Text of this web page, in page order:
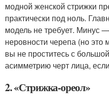
модной женской стрижки
практически под ноль.
модель не требует. Минус
неровности черепа (но это
вы не проститесь с
асимметрию черт лица,
2. «Стрижка-ореол»